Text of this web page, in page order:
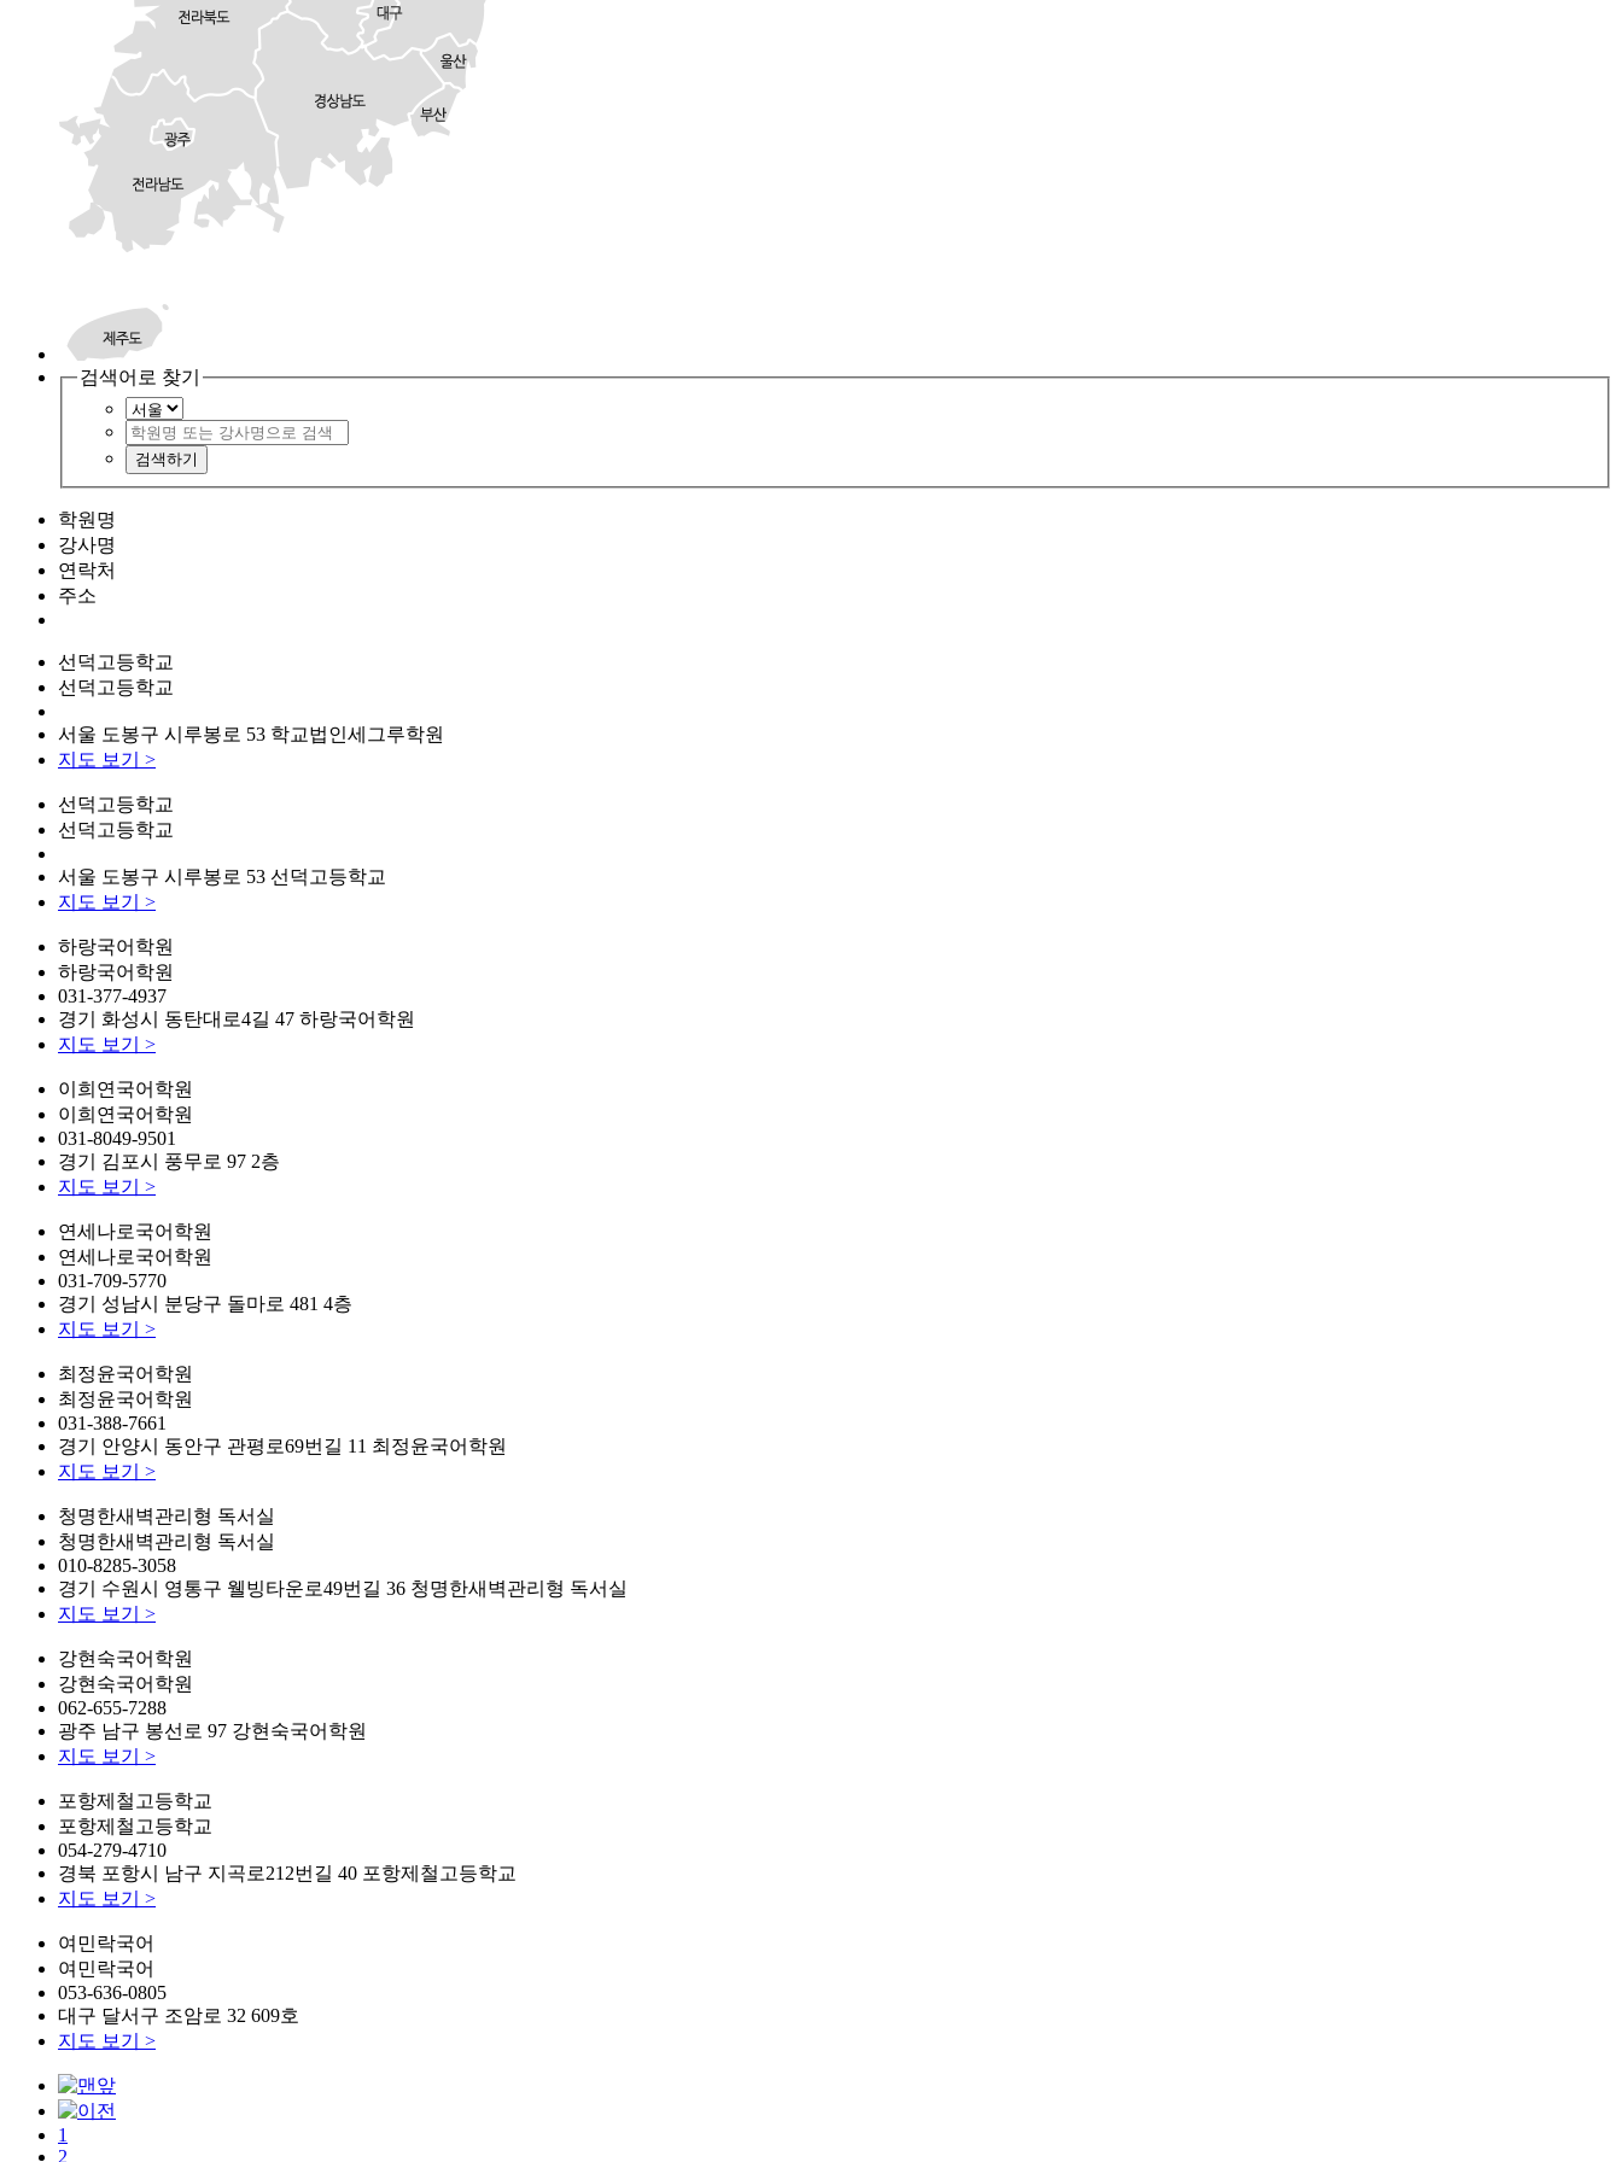
검색어로 찾기
검색하기
학원명
강사명
연락처
주소
선덕고등학교
선덕고등학교
서울 도봉구 시루봉로 53 학교법인세그루학원
지도 보기 >
선덕고등학교
선덕고등학교
서울 도봉구 시루봉로 53 선덕고등학교
지도 보기 >
하랑국어학원
하랑국어학원
031-377-4937
경기 화성시 동탄대로4길 47 하랑국어학원
지도 보기 >
이희연국어학원
이희연국어학원
031-8049-9501
경기 김포시 풍무로 97 2층
지도 보기 >
연세나로국어학원
연세나로국어학원
031-709-5770
경기 성남시 분당구 돌마로 481 4층
지도 보기 >
최정윤국어학원
최정윤국어학원
031-388-7661
경기 안양시 동안구 관평로69번길 11 최정윤국어학원
지도 보기 >
청명한새벽관리형 독서실
청명한새벽관리형 독서실
010-8285-3058
경기 수원시 영통구 웰빙타운로49번길 36 청명한새벽관리형 독서실
지도 보기 >
강현숙국어학원
강현숙국어학원
062-655-7288
광주 남구 봉선로 97 강현숙국어학원
지도 보기 >
포항제철고등학교
포항제철고등학교
054-279-4710
경북 포항시 남구 지곡로212번길 40 포항제철고등학교
지도 보기 >
여민락국어
여민락국어
053-636-0805
대구 달서구 조암로 32 609호
지도 보기 >
1
2